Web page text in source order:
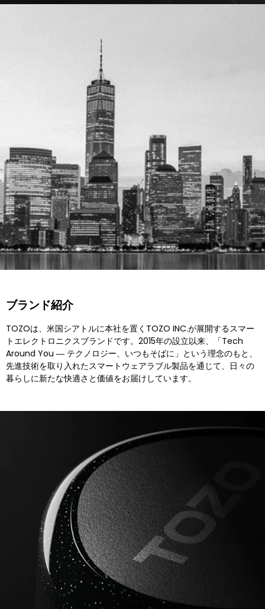
ブランド紹介
TOZOは、米国シアトルに本社を置くTOZO INC.が展開するスマー
トエレクトロニクスブランドです。2015年の設立以来、「Tech
Around You ― テクノロジー、いつもそばに」という理念のもと、
先進技術を取り入れたスマートウェアラブル製品を通じて、日々の
暮らしに新たな快適さと価値をお届けしています。